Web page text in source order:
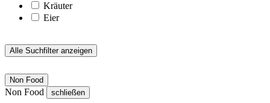
Kräuter
Eier
Alle Suchfilter anzeigen
Non Food
Non Food schließen